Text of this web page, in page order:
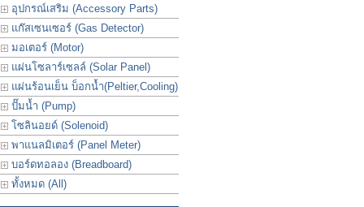
อุปกรณ์เสริม (Accessory Parts)
แก๊สเซนเซอร์ (Gas Detector)
มอเตอร์ (Motor)
แผ่นโซลาร์เซลล์ (Solar Panel)
แผ่นร้อนเย็น บ็อกน้ำ(Peltier,Cooling)
ปั๊มน้ำ (Pump)
โซลินอยด์ (Solenoid)
พาแนลมิเตอร์ (Panel Meter)
บอร์ดทอลอง (Breadboard)
ทั้งหมด (All)